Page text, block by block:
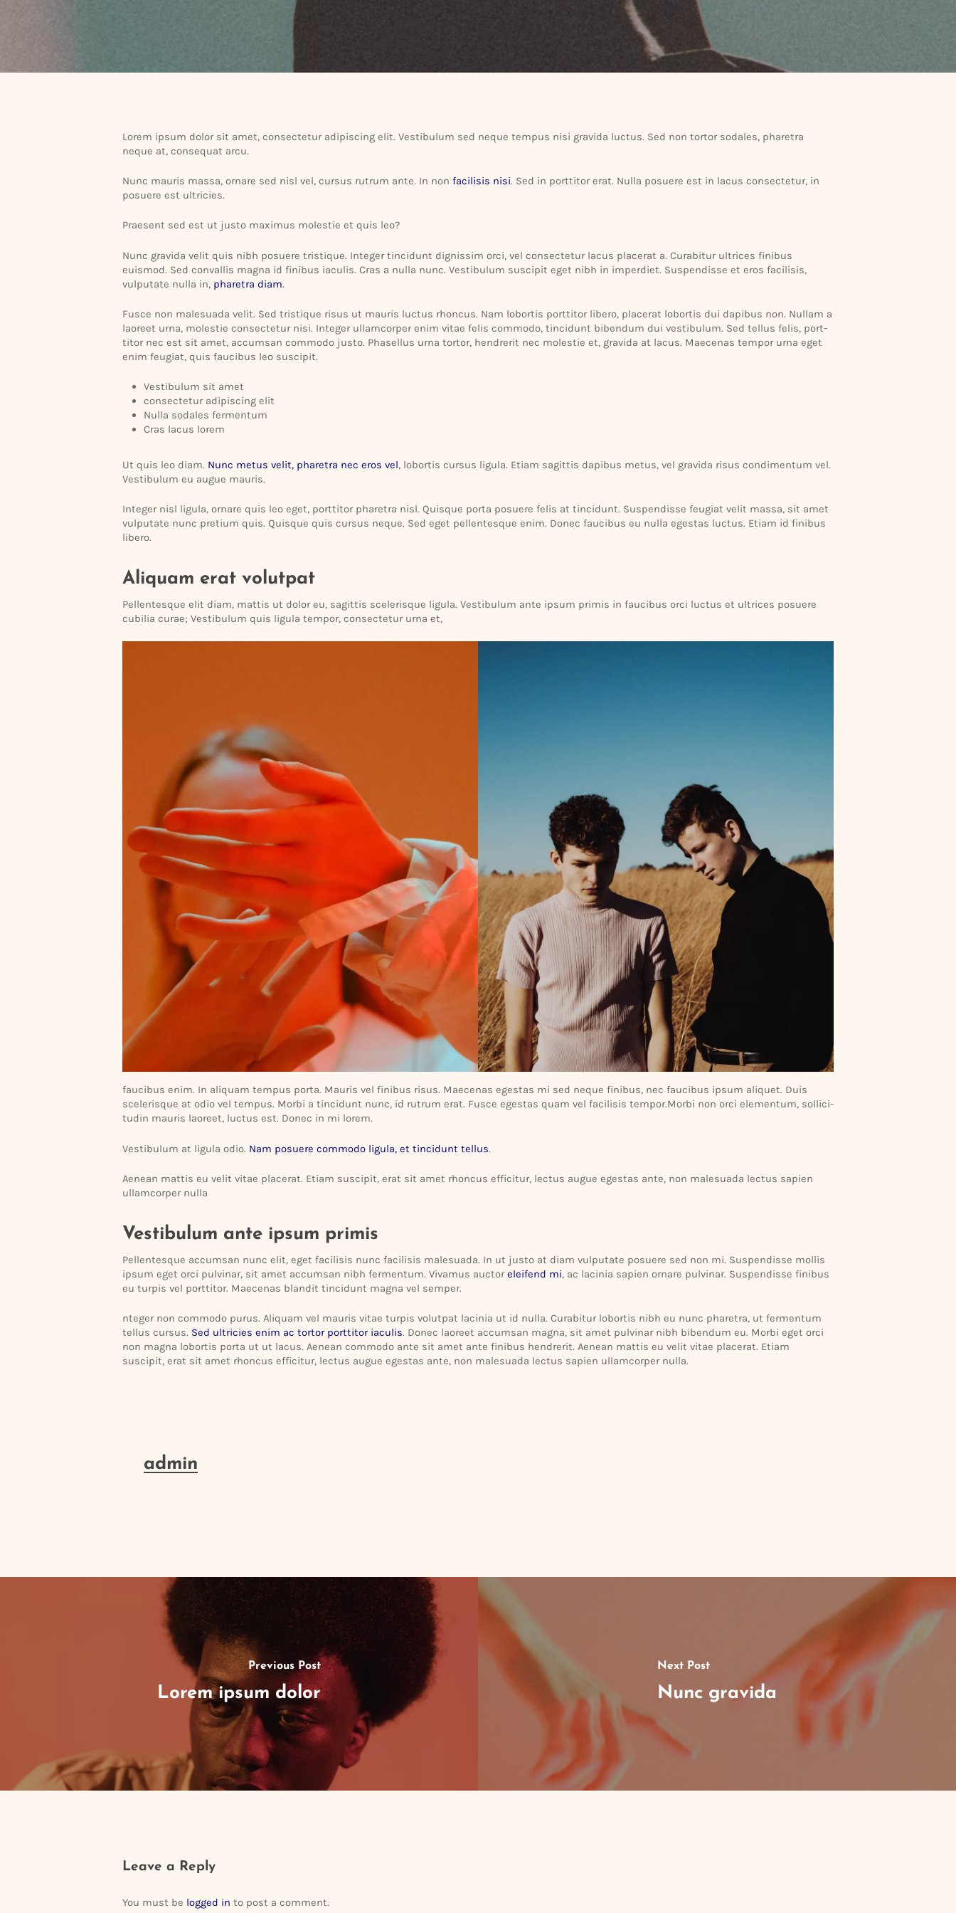
Lorem ipsum dolor sit amet, consec­tetur adipi­scing elit. Vesti­bulum sed neque tempus nisi gravida luctus. Sed non tortor sodales, pharetra
neque at, conse­quat arcu.
Nunc mauris massa, ornare sed nisl vel, cursus rutrum ante. In non faci­lisis nisi. Sed in port­titor erat. Nulla posuere est in lacus consec­tetur, in
posuere est ultri­cies.
Prae­sent sed est ut justo maximus molestie et quis leo?
Nunc gravida velit quis nibh posuere tris­tique. Integer tincidunt dignissim orci, vel consec­tetur lacus placerat a. Curab­itur ultrices finibus
euismod. Sed convallis magna id finibus iaculis. Cras a nulla nunc. Vesti­bulum suscipit eget nibh in imper­diet. Suspen­disse et eros faci­lisis,
vulpu­tate nulla in, pharetra diam.
Fusce non male­suada velit. Sed tris­tique risus ut mauris luctus rhoncus. Nam lobortis port­titor libero, placerat lobortis dui dapibus non. Nullam a
laoreet urna, molestie consec­tetur nisi. Integer ullam­corper enim vitae felis commodo, tincidunt bibendum dui vesti­bulum. Sed tellus felis, port­
titor nec est sit amet, accumsan commodo justo. Phasellus urna tortor, hendrerit nec molestie et, gravida at lacus. Maecenas tempor urna eget
enim feugiat, quis faucibus leo suscipit.
Vesti­bulum sit amet
consec­tetur adipi­scing elit
Nulla sodales fermentum
Cras lacus lorem
Ut quis leo diam. Nunc metus velit, pharetra nec eros vel, lobortis cursus ligula. Etiam sagittis dapibus metus, vel gravida risus condi­mentum vel.
Vesti­bulum eu augue mauris.
Integer nisl ligula, ornare quis leo eget, port­titor pharetra nisl. Quisque porta posuere felis at tincidunt. Suspen­disse feugiat velit massa, sit amet
vulpu­tate nunc pretium quis. Quisque quis cursus neque. Sed eget pellen­tesque enim. Donec faucibus eu nulla egestas luctus. Etiam id finibus
libero.
Aliquam erat volutpat
Pellen­tesque elit diam, mattis ut dolor eu, sagittis scele­risque ligula. Vesti­bulum ante ipsum primis in faucibus orci luctus et ultrices posuere
cubilia curae; Vesti­bulum quis ligula tempor, consec­tetur urna et,
faucibus enim. In aliquam tempus porta. Mauris vel finibus risus. Maecenas egestas mi sed neque finibus, nec faucibus ipsum aliquet. Duis
scele­risque at odio vel tempus. Morbi a tincidunt nunc, id rutrum erat. Fusce egestas quam vel faci­lisis tempor.Morbi non orci elementum, solli­ci­
tudin mauris laoreet, luctus est. Donec in mi lorem.
Vesti­bulum at ligula odio. Nam posuere commodo ligula, et tincidunt tellus.
Aenean mattis eu velit vitae placerat. Etiam suscipit, erat sit amet rhoncus effi­citur, lectus augue egestas ante, non male­suada lectus sapien
ullam­corper nulla
Vesti­bulum ante ipsum primis
Pellen­tesque accumsan nunc elit, eget faci­lisis nunc faci­lisis male­suada. In ut justo at diam vulpu­tate posuere sed non mi. Suspen­disse mollis
ipsum eget orci pulvinar, sit amet accumsan nibh fermentum. Vivamus auctoreleifend mi, ac lacinia sapien ornare pulvinar. Suspen­disse finibus
eu turpis vel port­titor. Maecenas blandit tincidunt magna vel semper.
nteger non commodo purus. Aliquam vel mauris vitae turpis volutpat lacinia ut id nulla. Curab­itur lobortis nibh eu nunc pharetra, ut fermentum
tellus cursus. Sed ultri­cies enim ac tortor port­titor iaculis. Donec laoreet accumsan magna, sit amet pulvinar nibh bibendum eu. Morbi eget orci
non magna lobortis porta ut ut lacus. Aenean commodo ante sit amet ante finibus hendrerit. Aenean mattis eu velit vitae placerat. Etiam
suscipit, erat sit amet rhoncus effi­citur, lectus augue egestas ante, non male­suada lectus sapien ullam­corper nulla.
admin
Previous Post
Lorem ipsum dolor
Next Post
Nunc gravida
Leave a Reply
You must be logged in to post a comment.